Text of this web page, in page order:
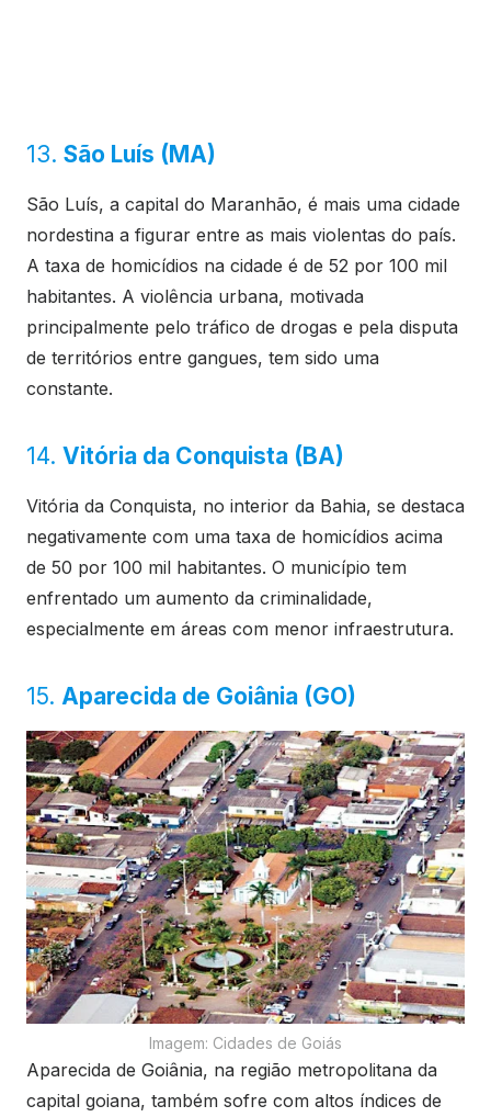
13. São Luís (MA)
São Luís, a capital do Maranhão, é mais uma cidade
nordestina a figurar entre as mais violentas do país.
A taxa de homicídios na cidade é de 52 por 100 mil
habitantes. A violência urbana, motivada
principalmente pelo tráfico de drogas e pela disputa
de territórios entre gangues, tem sido uma
constante.
14. Vitória da Conquista (BA)
Vitória da Conquista, no interior da Bahia, se destaca
negativamente com uma taxa de homicídios acima
de 50 por 100 mil habitantes. O município tem
enfrentado um aumento da criminalidade,
especialmente em áreas com menor infraestrutura.
15. Aparecida de Goiânia (GO)
Imagem: Cidades de Goiás
Aparecida de Goiânia, na região metropolitana da
capital goiana, também sofre com altos índices de